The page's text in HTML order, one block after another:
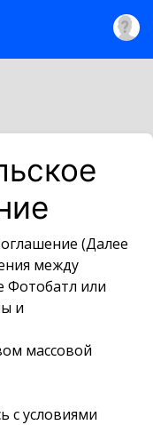
(Далее
между
Фотобатл или
и
массовой
с условиями